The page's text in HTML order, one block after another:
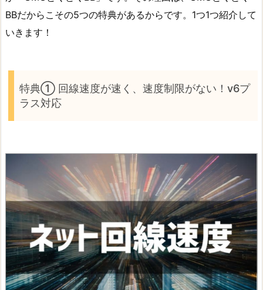
BBだからこその5つの特典があるからです。1つ1つ紹介して
いきます！
特典① 回線速度が速く、速度制限がない！v6プ
ラス対応